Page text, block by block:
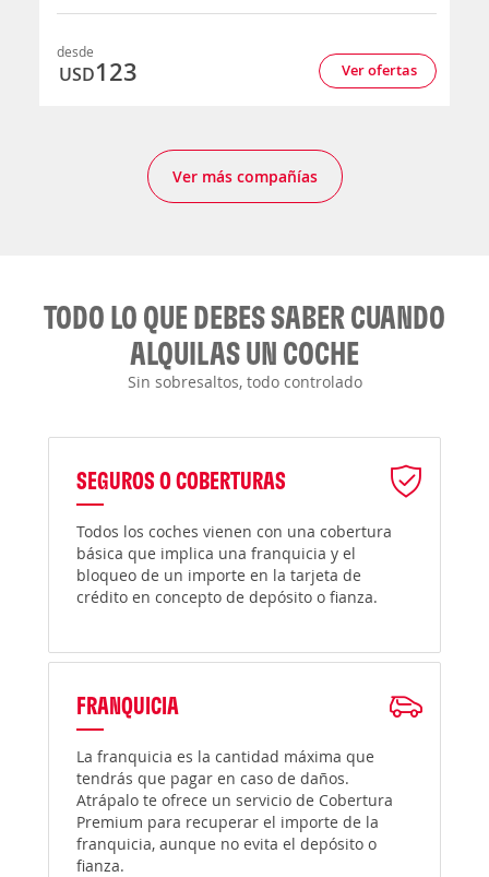
desde
USD123 Ver ofertas
Ver más compañías
TODO LO QUE DEBES SABER CUANDO
ALQUILAS UN COCHE
Sin sobresaltos, todo controlado
SEGUROS O COBERTURAS
Todos los coches vienen con una cobertura
básica que implica una franquicia y el
bloqueo de un importe en la tarjeta de
crédito en concepto de depósito o fianza.
FRANQUICIA
La franquicia es la cantidad máxima que
tendrás que pagar en caso de daños.
Atrápalo te ofrece un servicio de Cobertura
Premium para recuperar el importe de la
franquicia, aunque no evita el depósito o
fianza.